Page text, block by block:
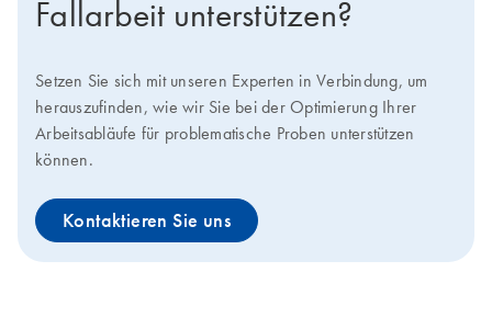
Fallarbeit unterstützen?
Setzen Sie sich mit unseren Experten in Verbindung, um
herauszufinden, wie wir Sie bei der Optimierung Ihrer
Arbeitsabläufe für problematische Proben unterstützen
können.
Kontaktieren Sie uns